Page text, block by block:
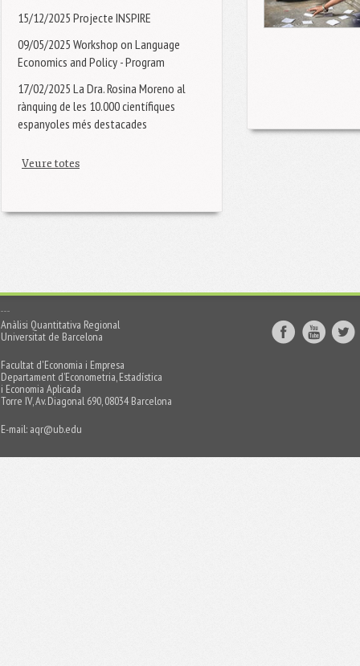
15/12/2025 Projecte INSPIRE
09/05/2025 Workshop on Language
Economics and Policy - Program
17/02/2025 La Dra. Rosina Moreno al
rànquing de les 10.000 científiques
espanyoles més destacades
Veure totes
Anàlisi Quantitativa Regional
Universitat de Barcelona
Facultat d'Economia i Empresa
Departament d’Econometria, Estadística
i Economia Aplicada
Torre IV, Av. Diagonal 690, 08034 Barcelona
E-mail: aqr@ub.edu